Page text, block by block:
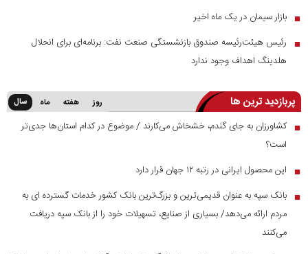
■ بازار سیمان در یک ماه اخیر
■
رئیس هیئت‌رئیسه صندوق بازنشستگی صنعت نفت: برنامه‌ای برای انحلال
هلدینگ اهداف وجود ندارد
پربازدید ترین ها روز هفته ماه سال
■ کشاورزان به جای گندم، خشخاش می‌کارند / موضوع در کدام استان‌ها جدی‌تر
است؟
■ این محصول ایرانی در رتبه ۱۲ جهان قرار دارد
■ بانک سپه به عنوان قدیمی‌ترین و بزرگ‌ترین بانک کشور خدمات گسترده ای به
مردم ارائه می‌دهد/ بسیاری از صنایع، تسهیلات خود را از بانک سپه دریافت
می‌کنند